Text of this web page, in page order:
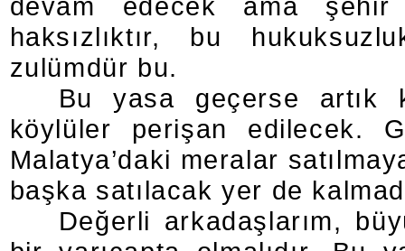
haksızlıktır, bu
zulümdür bu.
Bu yasa geçerse artık
köylüler perişan edilecek.
Malatya’daki meralar
başka satılacak yer de
Değerli arkadaşlarım,